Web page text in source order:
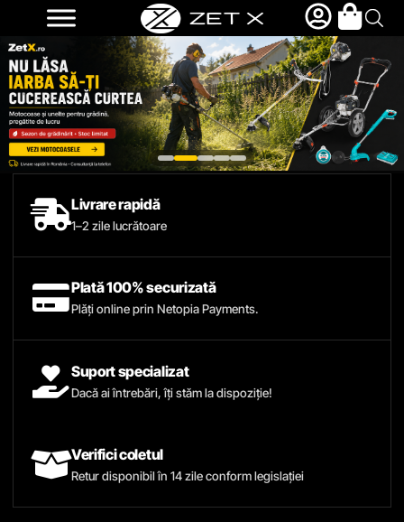
Livrare rapidă
1–2 zile lucrătoare
Plată 100% securizată
Plăți online prin Netopia Payments.
Suport specializat
Dacă ai întrebări, îți stăm la dispoziție!
Verifici coletul
Retur disponibil în 14 zile conform legislației